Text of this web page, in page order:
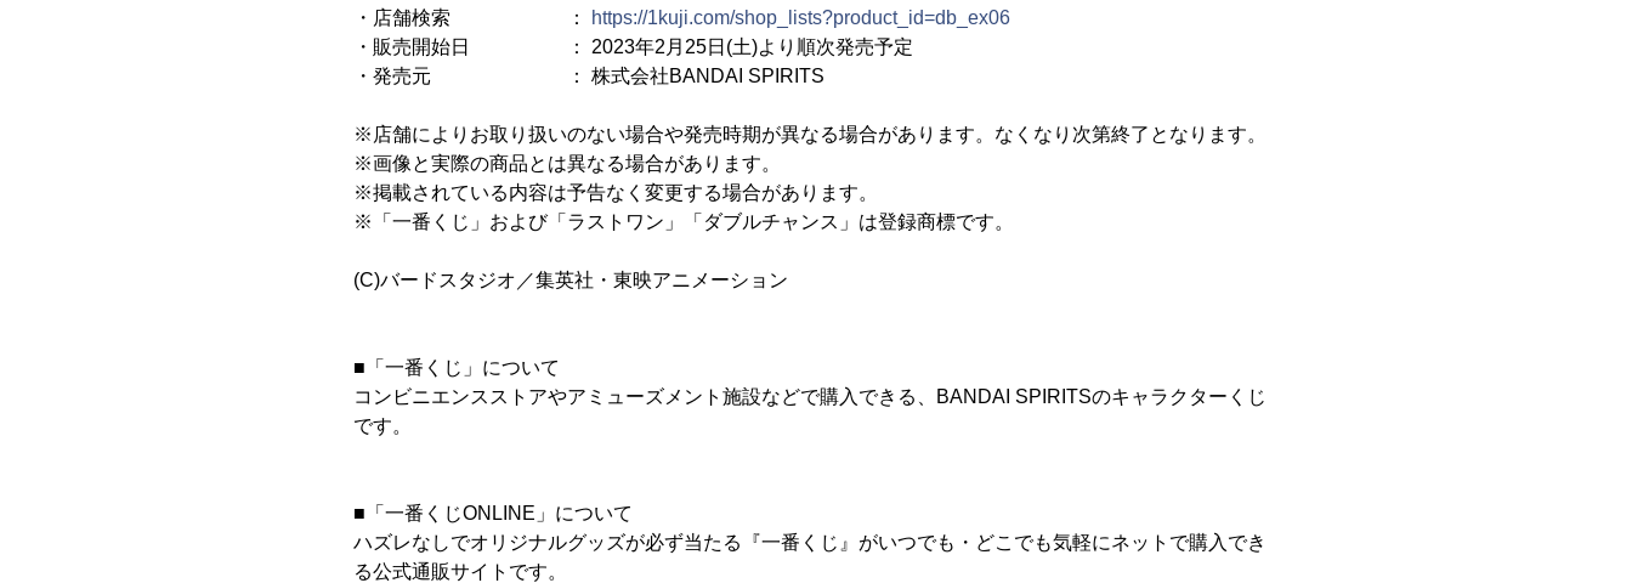
・店舗検索 ：
https://1kuji.com/shop_lists?product_id=db_ex06
・販売開始日 ： 2023年2月25日(土)より順次発売予定
・発売元 ： 株式会社BANDAI SPIRITS
※店舗によりお取り扱いのない場合や発売時期が異なる場合があります。なくなり次第終了となります。
※画像と実際の商品とは異なる場合があります。
※掲載されている内容は予告なく変更する場合があります。
※「一番くじ」および「ラストワン」「ダブルチャンス」は登録商標です。
(C)バードスタジオ／集英社・東映アニメーション
■「一番くじ」について
コンビニエンスストアやアミューズメント施設などで購入できる、BANDAI SPIRITSのキャラクターくじ
です。
■「一番くじONLINE」について
ハズレなしでオリジナルグッズが必ず当たる『一番くじ』がいつでも・どこでも気軽にネットで購入でき
る公式通販サイトです。